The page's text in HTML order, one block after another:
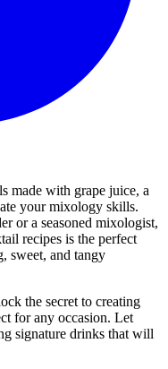
made with grape juice, a
your mixology skills.
or a seasoned mixologist,
recipes is the perfect
sweet, and tangy
the secret to creating
for any occasion. Let
signature drinks that will